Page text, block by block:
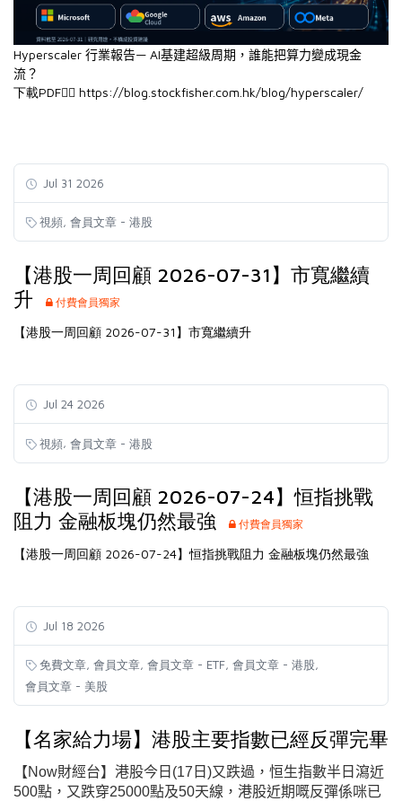
Hyperscaler 行業報告— AI基建超級周期，誰能把算力變成現金
流？
下載PDF👉🏻 https://blog.stockfisher.com.hk/blog/hyperscaler/
Jul 31 2026
視頻 會員文章 - 港股
【港股一周回顧 2026-07-31】市寬繼續
升
付費會員獨家
【港股一周回顧 2026-07-31】市寬繼續升
Jul 24 2026
視頻, 會員文章 - 港股
【港股一周回顧 2026-07-24】恒指挑戰
阻力 金融板塊仍然最強
付費會員獨家
【港股一周回顧 2026-07-24】恒指挑戰阻力 金融板塊仍然最強
Jul 18 2026
免費文章 會員文章 會員文章 - ETF 會員文章 - 港股
會員文章 - 美股
【名家給力場】港股主要指數已經反彈完畢
【Now財經台】港股今日 (17日 )又跌過，恒生指數半日瀉近
500點，又跌穿25000點及50天線，港股近期嘅反彈係咪已